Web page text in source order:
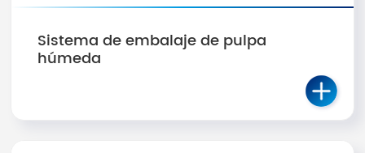
Sistema de embalaje de pulpa
húmeda